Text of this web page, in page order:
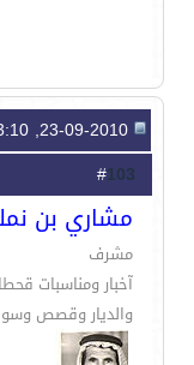
103
مشاري بن
مشرف
آخبار ومناسبات
والديار وقصص